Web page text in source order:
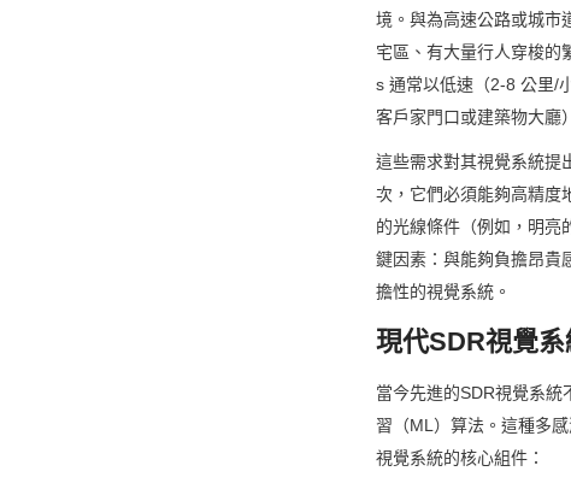
境。與為高速公路或城市
宅區、有大量行人穿梭的
s 通常以低速（2-8 公里/
客戶家門口或建築物大廳
這些需求對其視覺系統提
次，它們必須能夠高精度
的光線條件（例如，明亮
鍵因素：與能夠負擔昂貴
擔性的視覺系統。
現代SDR視覺
當今先進的SDR視覺系
習（ML）算法。這種多
視覺系統的核心組件：